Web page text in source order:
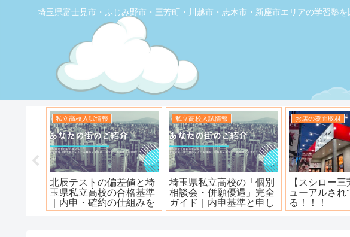
埼玉県富士見市・ふじみ野市・三芳町・川越市・志木市・新座市エリアの学習塾
お店の覆面取材
【トナリエふじみ野】ワ
ンダーステーキ🥩😋
お店の覆面取材
【新座】日曜ロピア寿司
お店の覆面取材
大衆焼肉ホー
島